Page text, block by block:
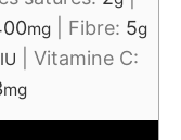
mg Fibre: 5g
IU
Vitamine C:
mg